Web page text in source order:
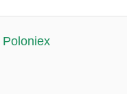
Poloniex